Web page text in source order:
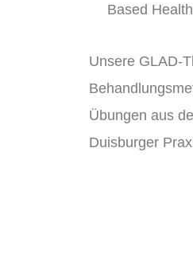
Based
Unsere GLAD-
Übungen aus
Duisburger